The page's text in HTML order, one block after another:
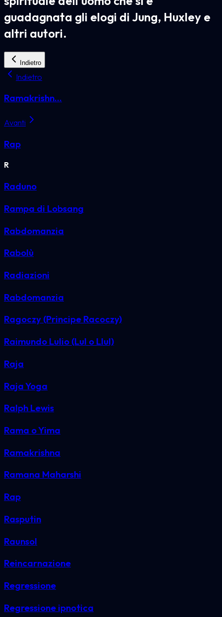
guadagnata gli elogi di Jung, Huxley e
altri autori.
Indietro
Indietro
Ramakrishn...
Avanti
Rap
R
Raduno
Rampa di Lobsang
Rabdomanzia
Rabolù
Radiazioni
Rabdomanzia
Ragoczy (Principe Racoczy)
Raimundo Lulio (Lul o Llul)
Raja
Raja Yoga
Ralph Lewis
Rama o Yima
Ramakrishna
Ramana Maharshi
Rap
Rasputin
Raunsol
Reincarnazione
Regressione
Regressione ipnotica